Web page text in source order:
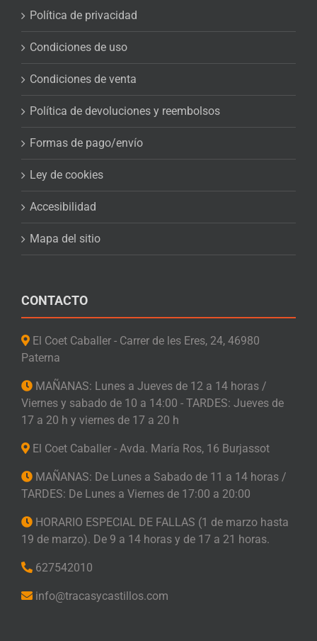
Política de privacidad
Condiciones de uso
Condiciones de venta
Política de devoluciones y reembolsos
Formas de pago/envío
Ley de cookies
Accesibilidad
Mapa del sitio
CONTACTO
El Coet Caballer - Carrer de les Eres, 24, 46980
Paterna
MAÑANAS: Lunes a Jueves de 12 a 14 horas /
Viernes y sabado de 10 a 14:00 - TARDES: Jueves de
17 a 20 h y viernes de 17 a 20 h
El Coet Caballer - Avda. María Ros, 16 Burjassot
MAÑANAS: De Lunes a Sabado de 11 a 14 horas /
TARDES: De Lunes a Viernes de 17:00 a 20:00
HORARIO ESPECIAL DE FALLAS (1 de marzo hasta
19 de marzo). De 9 a 14 horas y de 17 a 21 horas.
627542010
info@tracasycastillos.com